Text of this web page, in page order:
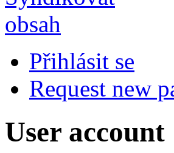
Přihlásit se
Request new
User account